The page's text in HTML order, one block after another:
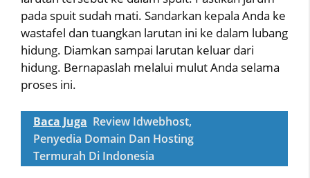
pada spuit sudah mati. Sandarkan kepala Anda ke
wastafel dan tuangkan larutan ini ke dalam lubang
hidung. Diamkan sampai larutan keluar dari
hidung. Bernapaslah melalui mulut Anda selama
proses ini.
Baca Juga Review Idwebhost,
Penyedia Domain Dan Hosting
Termurah Di Indonesia